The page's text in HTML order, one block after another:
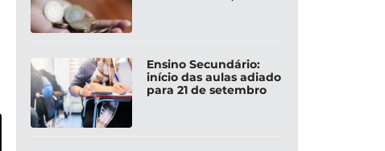
Ensino Secundário:
início das aulas adiado
para 21 de setembro